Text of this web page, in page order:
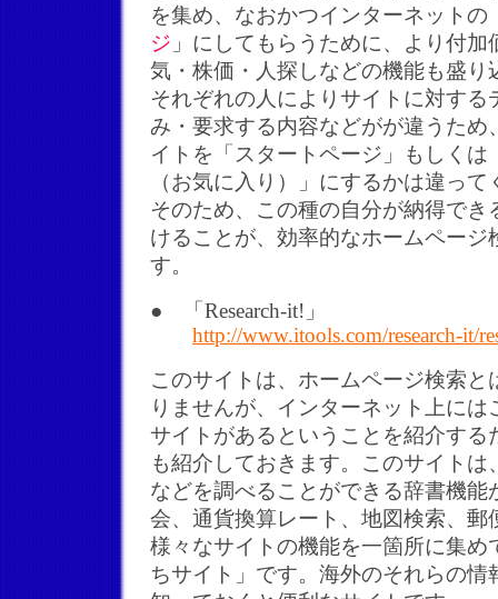
を集め、なおかつインターネットの
ジ 」にしてもらうために、より付加
気・株価・人探しなどの機能も盛り
それぞれの人によりサイトに対する
み・要求する内容などがが違うため
イトを「スタートページ」もしくは
（お気に入り）」にするかは違っ
そのため、この種の自分が納得でき
けることが、効率的なホームページ
す。
● 「Research-it!」
http://www.itools.com/research-it/
このサイトは、ホームページ検索と
りませんが、インターネット上には
サイトがあるということを紹介する
も紹介しておきます。このサイトは
などを調べることができる辞書機能
会、通貨換算レート、地図検索、郵
様々なサイトの機能を一箇所に集め
ちサイト」です。海外のそれらの情